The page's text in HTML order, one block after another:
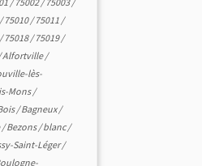
/75010/75011 /
75018/75019/
Alfortville/
lès-
Mons/
/Bagneux/
/Bezons/blanc/
Saint-Léger/